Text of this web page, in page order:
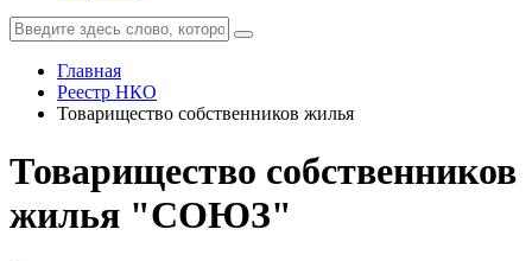
Главная
Реестр НКО
Товарищество собственников жилья
Товарищество собственников
жилья "СОЮЗ"